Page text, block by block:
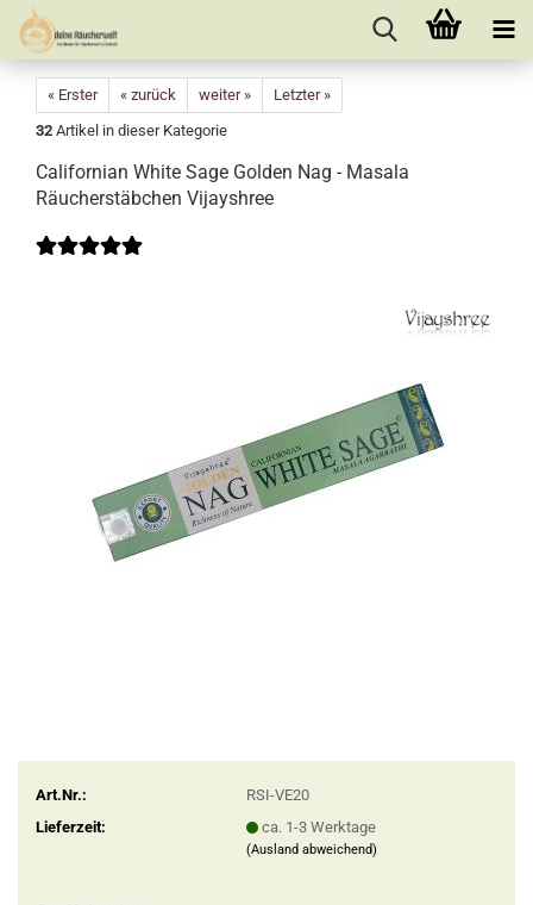
« Erster « zurück weiter »
Letzter »
32 Artikel in dieser Kategorie
Californian White Sage Golden Nag - Masala
Räucherstäbchen Vijayshree
Art.Nr.:
RSI-VE20
Lieferzeit:
ca. 1-3 Werktage
(Ausland abweichend)